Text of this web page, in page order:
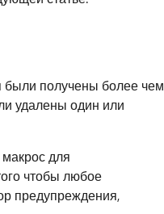
были получены более чем
удалены один или
для
чтобы любое
предупреждения,